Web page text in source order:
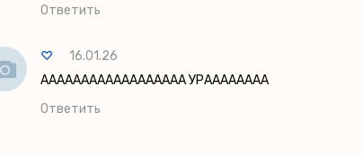
Ответить
♡
16.01.26
АААААААААААААААААА УРАААААААА
Ответить